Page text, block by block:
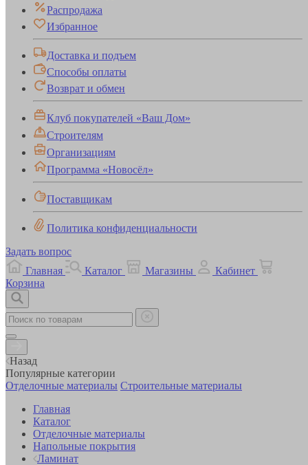
Распродажа
Избранное
Доставка и подъем
Способы оплаты
Возврат и обмен
Клуб покупателей «Ваш Дом»
Строителям
Организациям
Программа «Новосёл»
Поставщикам
Политика конфиденциальности
Задать вопрос
Главная
Каталог Магазины
Кабинет
Корзина
Назад
Популярные категории
Отделочные материалы Строительные материалы
Главная
Каталог
Отделочные материалы
Напольные покрытия
Ламинат